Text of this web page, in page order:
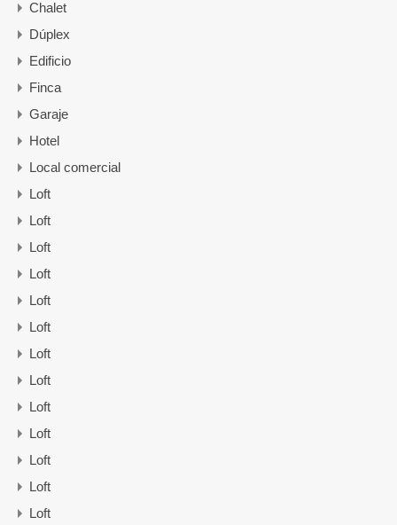
Chalet
Dúplex
Edificio
Finca
Garaje
Hotel
Local comercial
Loft
Loft
Loft
Loft
Loft
Loft
Loft
Loft
Loft
Loft
Loft
Loft
Loft